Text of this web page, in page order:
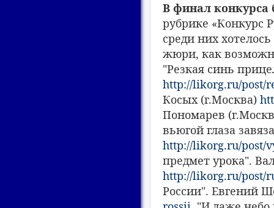
В финал конкурса
рубрике «Конкурс
среди них
жюри, как
"Резкая синь
http://likorg.ru/post/
Косых (г.Москва)
Пономарев
вьюгой глаза
http://likorg.ru/post/
предмет урока".
http://likorg.ru/post/
России". Евгений